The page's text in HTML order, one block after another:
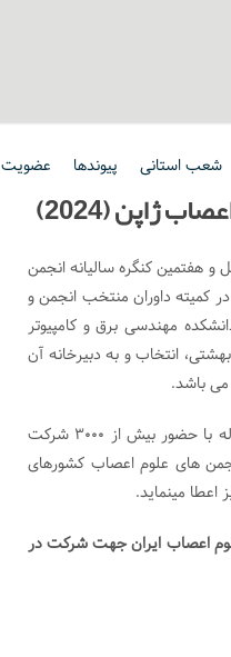
شعب استانی پیوندها عضویت
ژاپن (2024)
به چهل و هفتمین کنگره سالیانه انجمن
مدارک و مستندات افراد در کمیته داوران منتخب انجمن و
مهندسی برق و کامپیوتر
انتخاب و به دبیرخانه آن
باشد.
کنگره علوم اعصاب ژاپن جزو بزرگترین و قدیمی ترین گردهمایی علوم اعصاب آسیا اقیانوسیه میباشد که همه ساله با حضور بیش از 3000 شرکت
های علوم اعصاب کشورهای
مینماید.
اعصاب ایران جهت شرکت در